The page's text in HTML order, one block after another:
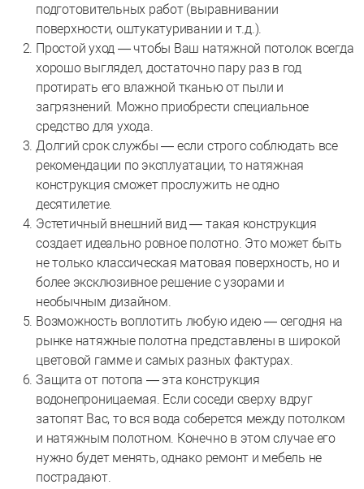
подготовительных работ (выравнивании
поверхности, оштукатуривании и т.д.).
Простой уход — чтобы Ваш натяжной потолок всегда
хорошо выглядел, достаточно пару раз в год
протирать его влажной тканью от пыли и
загрязнений. Можно приобрести специальное
средство для ухода.
Долгий срок службы — если строго соблюдать все
рекомендации по эксплуатации, то натяжная
конструкция сможет прослужить не одно
десятилетие.
Эстетичный внешний вид — такая конструкция
создает идеально ровное полотно. Это может быть
не только классическая матовая поверхность, но и
более эксклюзивное решение с узорами и
необычным дизайном.
Возможность воплотить любую идею — сегодня на
рынке натяжные полотна представлены в широкой
цветовой гамме и самых разных фактурах.
Защита от потопа — эта конструкция
водонепроницаемая. Если соседи сверху вдруг
затопят Вас, то вся вода соберется между потолком
и натяжным полотном. Конечно в этом случае его
нужно будет менять, однако ремонт и мебель не
пострадают.